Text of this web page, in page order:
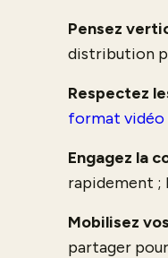
Pensez
distribution
Respectez
format vidéo
Engagez la
rapidement ;
Mobilisez
partager